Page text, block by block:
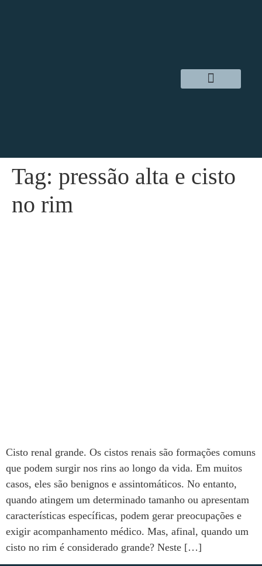
Tag: pressão alta e cisto
no rim
Cisto renal grande. Os cistos renais são formações comuns
que podem surgir nos rins ao longo da vida. Em muitos
casos, eles são benignos e assintomáticos. No entanto,
quando atingem um determinado tamanho ou apresentam
características específicas, podem gerar preocupações e
exigir acompanhamento médico. Mas, afinal, quando um
cisto no rim é considerado grande? Neste […]